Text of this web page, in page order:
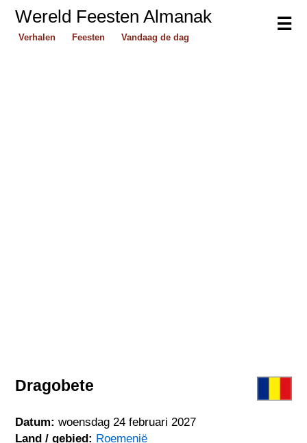
☰
Wereld Feesten Almanak
Verhalen Feesten Vandaag de dag
Dragobete
Datum: woensdag 24 februari 2027
Land / gebied: Roemenië